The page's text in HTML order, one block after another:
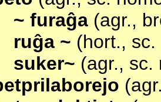
~ furaĝa (agr.,
ruĝa ~ (hort.,
suker~ (agr.,